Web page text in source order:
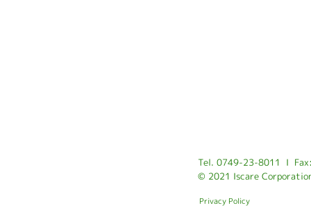
Tel. 0749-23-8011 I
© 2021 Iscare
Privacy Policy